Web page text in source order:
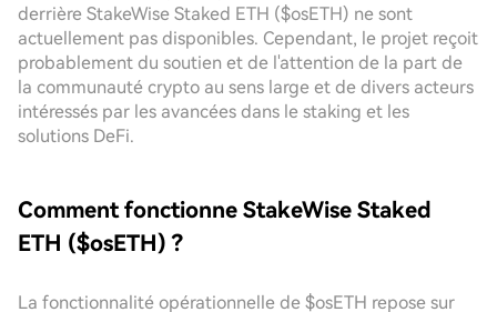
derrière StakeWise Staked ETH ($osETH) ne sont
actuellement pas disponibles. Cependant, le projet reçoit
probablement du soutien et de l'attention de la part de
la communauté crypto au sens large et de divers acteurs
intéressés par les avancées dans le staking et les
solutions DeFi.
Comment fonctionne StakeWise Staked
ETH ($osETH) ?
La fonctionnalité opérationnelle de $osETH repose sur